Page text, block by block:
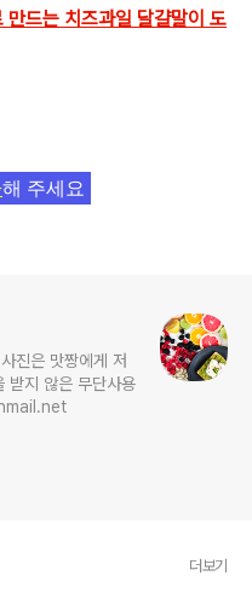
드는 치즈과일 달걀말이 도
해 주세요
진은 맛짱에게 저
받지 않은 무단사용
더보기